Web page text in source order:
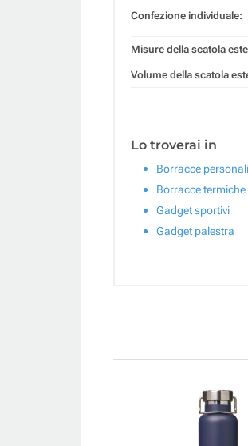
Confezione individuale:
Misure della scatola
Volume della scatola
Lo troverai in
Borracce
Borracce
Gadget sportivi
Gadget palestra